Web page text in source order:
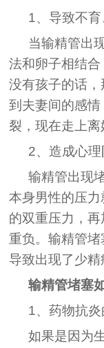
1、导致不
当输精管出
法和卵子相结
没有孩子的话
到夫妻间的感
裂，现在走上离
2、造成心
输精管出现
本身男性的压
的双重压力，
重负。输精管
导致出现了少精
输精管堵塞
1、药物抗
如果是因为